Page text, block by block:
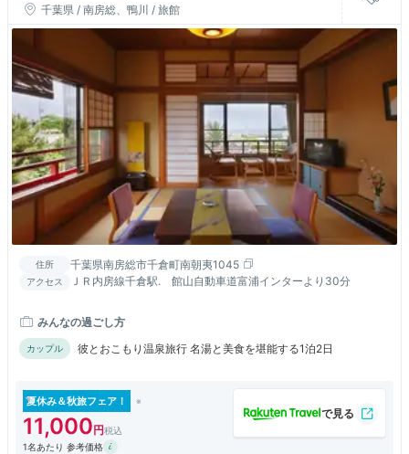
千葉県 / 南房総、鴨川 / 旅館
住所 千葉県南房総市千倉町南朝夷1045
アクセス ＪＲ内房線千倉駅. 館山自動車道富浦インターより30分
みんなの過ごし方
カップル 彼とおこもり温泉旅行 名湯と美食を堪能する1泊2日
夏休み＆秋旅フェア！
11,000
1名あたり 参考価格